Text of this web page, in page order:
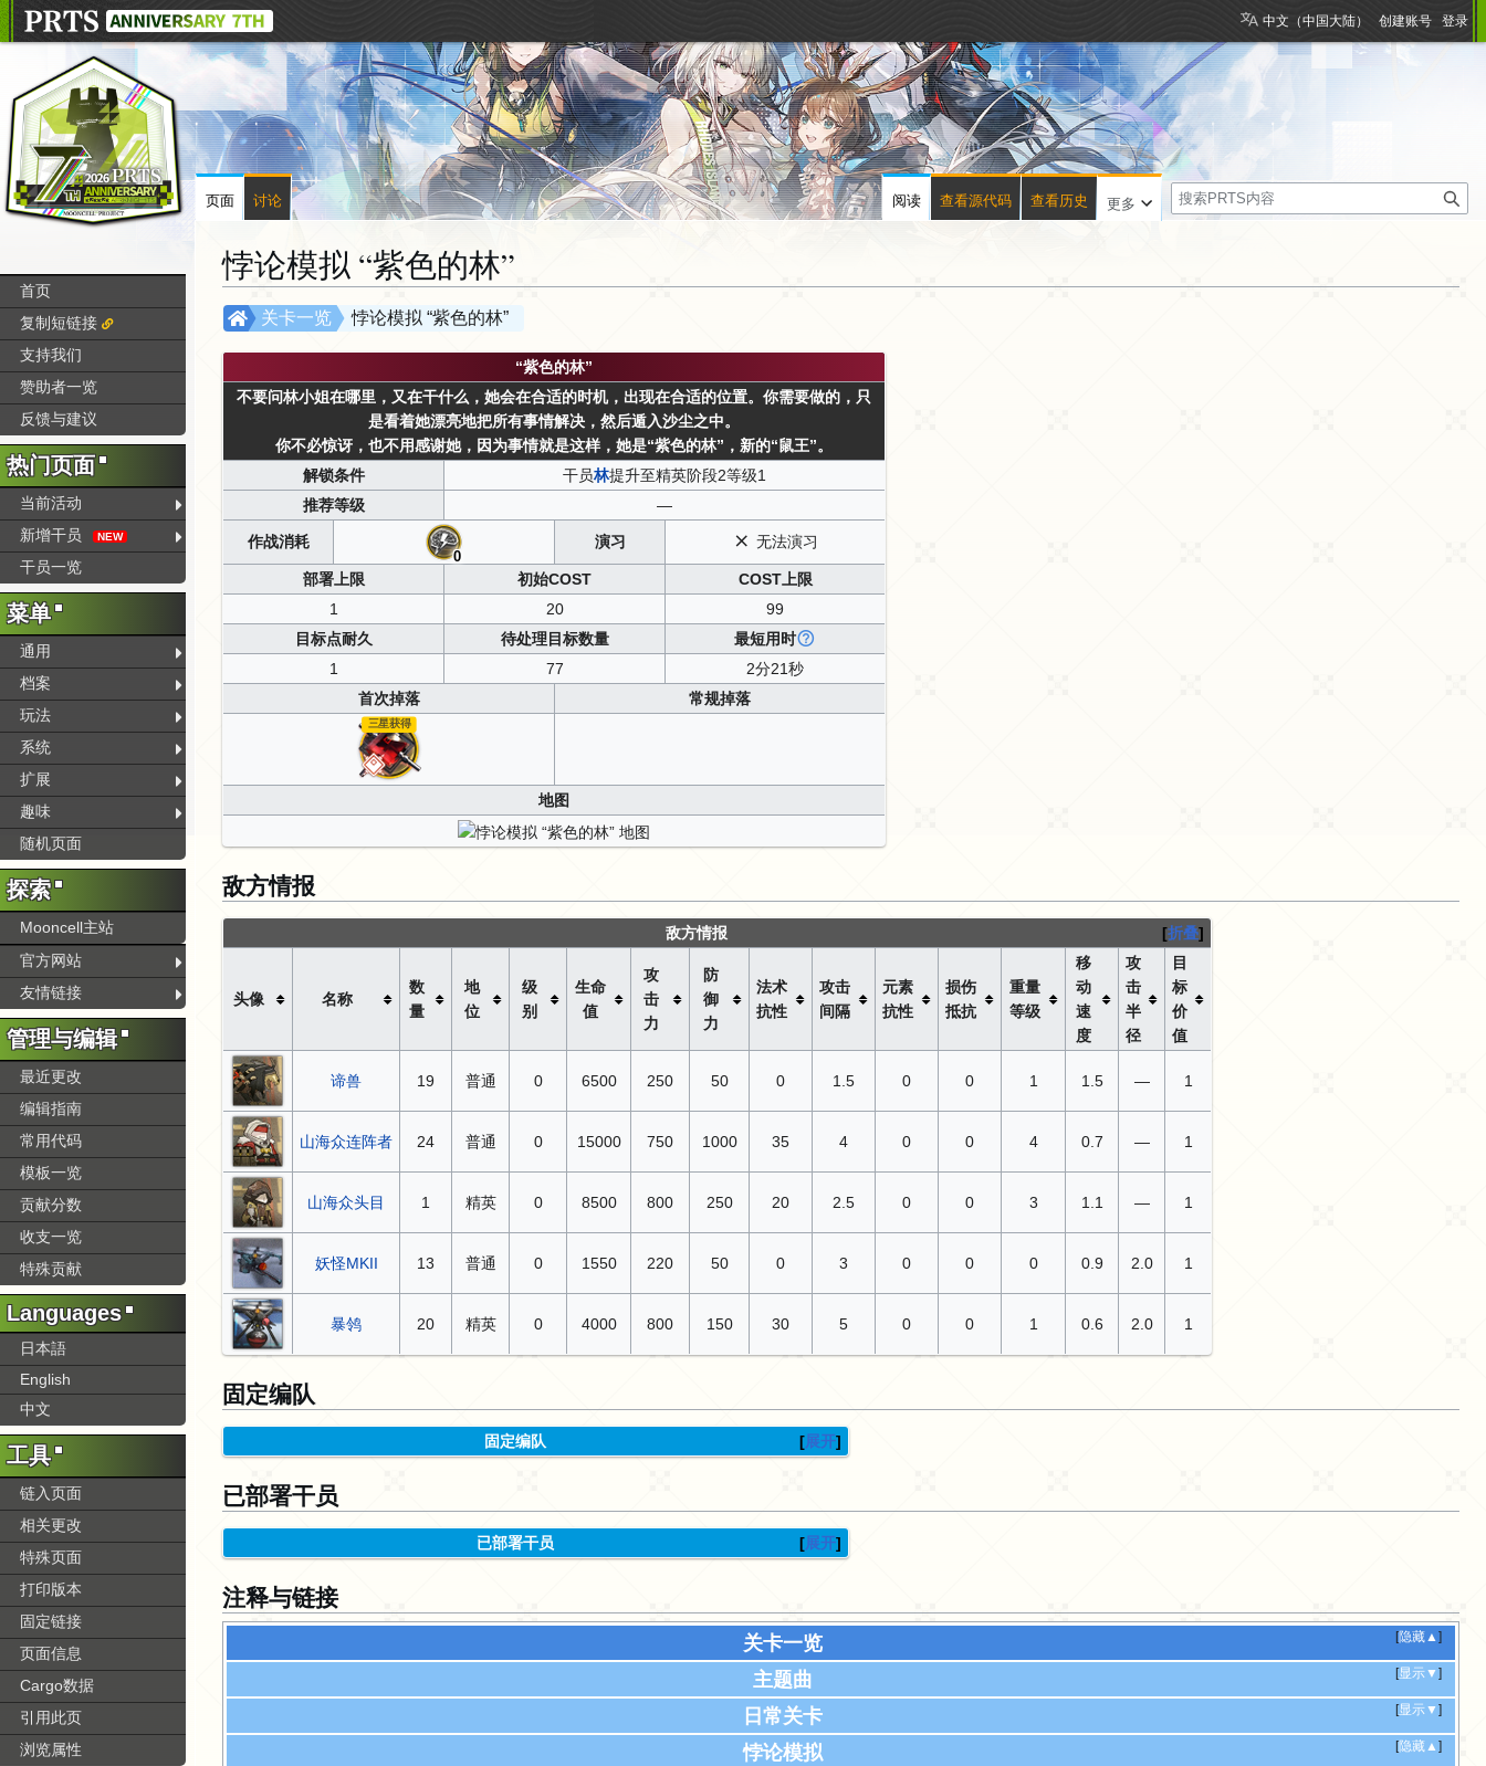
悖论模拟 “紫色的林”
跳
跳
悖论模拟 “紫色的林”
关卡一览
“紫色的林”
不要问林小姐在哪里，又在干什么，她会在合适的时机，出现在合适的位置。你需要做的，只
是看着她漂亮地把所有事情解决，然后遁入沙尘之中。
你不必惊讶，也不用感谢她，因为事情就是这样，她是“紫色的林”，新的“鼠王”。
解锁条件
干员林提升至精英阶段2等级1
推荐等级
—
作战消耗
0
演习 无法演习
部署上限 初始COST
COST上限
1
20
99
目标点耐久
待处理目标数量
最短用时
1
77
2分21秒
首次掉落
常规掉落
三星获得
地图
敌方情报
折叠
敌方情报
头像 名称
数
量
地
位
级
别
生命
值
攻
击
力
防
御
力
法术
抗性
攻击
间隔
元素
抗性
损伤
抵抗
重量
等级
移
动
速
度
攻
击
半
径
目
标
价
值
谛兽 19 普通 0 6500 250 50 0 1.5 0 0 1 1.5 — 1
山海众连阵者 24 普通 0 15000 750 1000 35 4 0 0 4 0.7 — 1
山海众头目 1 精英 0 8500 800 250 20 2.5 0 0 3 1.1 — 1
妖怪MKII 13 普通 0 1550 220 50 0 3 0 0 0 0.9 2.0 1
暴鸰 20 精英 0 4000 800 150 30 5 0 0 1 0.6 2.0 1
固定编队
展开
固定编队
已部署干员
展开
已部署干员
注释与链接
[隐藏▲]
关卡一览
[显示▼]
主题曲
[显示▼]
日常关卡
[隐藏▲]
悖论模拟
中文（中国大陆） 创建账号 登录
页面 讨论 阅读 查看源代码 查看历史 更多
搜
索
首页
复制短链接
支持我们
赞助者一览
反馈与建议
热门页面
当前活动
新增干员
NEW
干员一览
菜单
通用
档案
玩法
系统
扩展
趣味
随机页面
探索
Mooncell主站
官方网站
友情链接
管理与编辑
最近更改
编辑指南
常用代码
模板一览
贡献分数
收支一览
特殊贡献
Languages
日本語
English
中文
工具
链入页面
相关更改
特殊页面
打印版本
固定链接
页面信息
Cargo数据
引用此页
浏览属性